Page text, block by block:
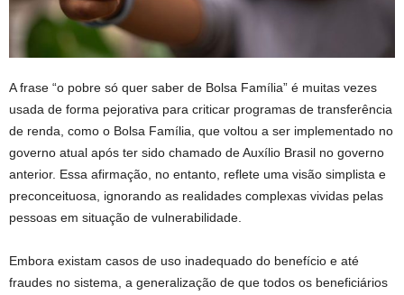
A frase “o pobre só quer saber de Bolsa Família” é muitas vezes
usada de forma pejorativa para criticar programas de transferência
de renda, como o Bolsa Família, que voltou a ser implementado no
governo atual após ter sido chamado de Auxílio Brasil no governo
anterior. Essa afirmação, no entanto, reflete uma visão simplista e
preconceituosa, ignorando as realidades complexas vividas pelas
pessoas em situação de vulnerabilidade.
Embora existam casos de uso inadequado do benefício e até
fraudes no sistema, a generalização de que todos os beneficiários